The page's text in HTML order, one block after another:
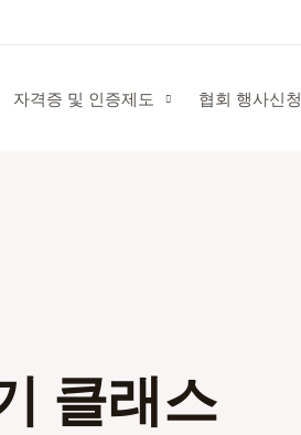
자격증 및 인증제도 협회 행사신청
클래스